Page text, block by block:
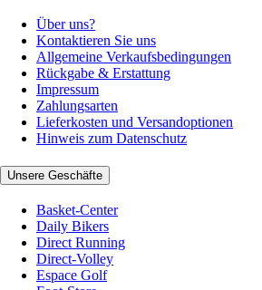
Über uns?
Kontaktieren Sie uns
Allgemeine Verkaufsbedingungen
Rückgabe & Erstattung
Impressum
Zahlungsarten
Lieferkosten und Versandoptionen
Hinweis zum Datenschutz
Unsere Geschäfte
Basket-Center
Daily Bikers
Direct Running
Direct-Volley
Espace Golf